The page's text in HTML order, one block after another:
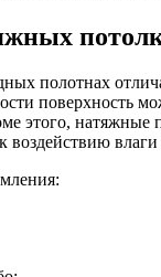
полотнах
поверхность
этого,
к воздействию